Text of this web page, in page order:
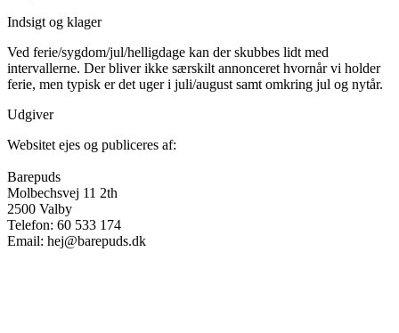
Indsigt og klager
Ved ferie/sygdom/jul/helligdage kan der skubbes lidt med
intervallerne. Der bliver ikke særskilt annonceret hvornår vi holder
ferie, men typisk er det uger i juli/august samt omkring jul og nytår.
Udgiver
Websitet ejes og publiceres af:
Barepuds
Molbechsvej 11 2th
2500 Valby
Telefon: 60 533 174
Email: hej@barepuds.dk